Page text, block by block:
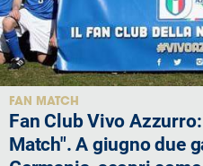
FAN MATCH
Fan Club Vivo
Match". A giugno due